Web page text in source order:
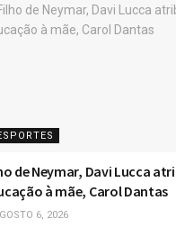
de Neymar, Davi Lucca
à mãe, Carol Dantas
6, 2026